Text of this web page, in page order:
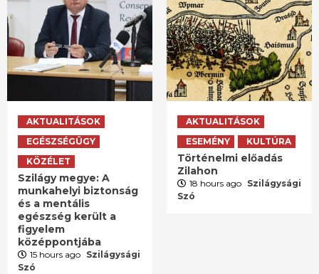
AKTUALITÁSOK
EGÉSZSÉGÜGY
KÖZÉLET
Szilágy megye: A
munkahelyi biztonság
és a mentális
egészség került a
figyelem
középpontjába
15 hours ago Szilágysági
Szó
AKTUALITÁSOK
ESEMÉNY
KULTÚRA
Történelmi előadás
Zilahon
18 hours ago Szilágysági
Szó